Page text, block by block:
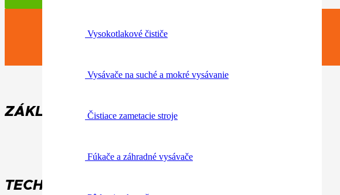
Vysokotlakové čističe
Vysávače na suché a mokré vysávanie
Čistiace zametacie stroje
Fúkače a záhradné vysávače
ZÁKLADNÉ INFORMÁCIE / PARAMETRE:
TECHNICKÉ ÚDAJE: